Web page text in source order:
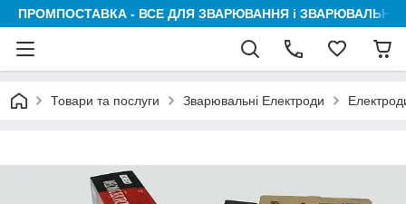
ПРОМПОСТАВКА - ВСЕ ДЛЯ ЗВАРЮВАННЯ і
Товари та послуги Зварювальні Електроди